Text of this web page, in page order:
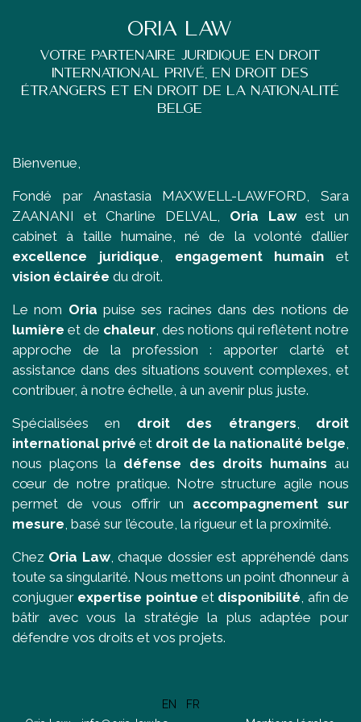
Oria Law
Votre partenaire juridique en droit
international privé, en droit des
étrangers et en droit de la nationalité
belge
Bienvenue,
Fondé par Anastasia MAXWELL-LAWFORD, Sara
ZAANANI etCharline DELVAL, Oria Lawest un
cabinet à taille humaine, né de la volonté d’allier
excellence juridique, engagement humain et
vision éclairée du droit.
Le nom Oria puise ses racines dans des notions de
lumière et de chaleur, des notions qui reflètent notre
approche de la profession : apporter clarté et
assistance dans des situations souvent complexes, et
contribuer, à notre échelle, à un avenir plus juste.
Spécialisées en droit des étrangers, droit
international privé et droit de la nationalité belge,
nous plaçons la défense des droits humains au
cœur de notre pratique. Notre structure agile nous
permet de vous offrir un accompagnement sur
mesure, basé sur l’écoute, la rigueur et la proximité.
Chez Oria Law, chaque dossier est appréhendé dans
toute sa singularité. Nous mettons un point d’honneur à
conjuguer expertise pointue et disponibilité, afin de
bâtir avec vous la stratégie la plus adaptée pour
défendre vos droits et vos projets.
EN FR